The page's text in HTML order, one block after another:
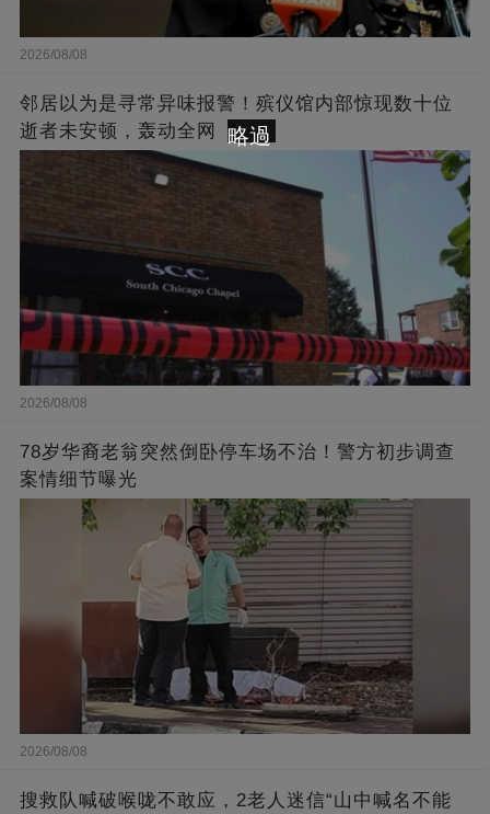
2026/08/08
邻居以为是寻常异味报警！殡仪馆内部惊现数十位
逝者未安顿，轰动全网
2026/08/08
78岁华裔老翁突然倒卧停车场不治！警方初步调查
案情细节曝光
2026/08/08
搜救队喊破喉咙不敢应，2老人迷信“山中喊名不能
略過